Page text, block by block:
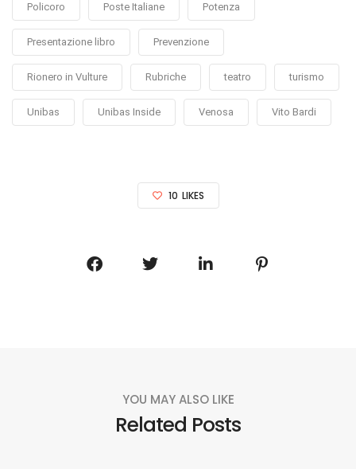
Policoro Poste Italiane Potenza
Presentazione libro Prevenzione
Rionero in Vulture Rubriche teatro turismo
Unibas Unibas Inside Venosa Vito Bardi
10 LIKES
YOU MAY ALSO LIKE
Related Posts